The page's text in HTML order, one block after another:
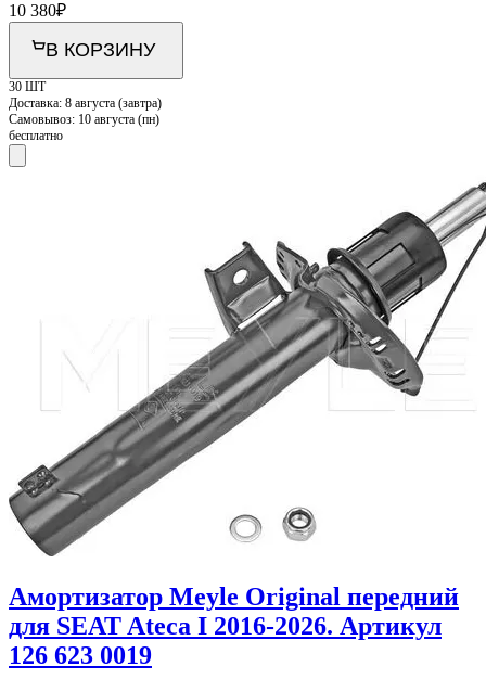
10 380₽
В КОРЗИНУ
30 ШТ
Доставка: 8 августа (завтра)
Самовывоз: 10 августа (пн)
бесплатно
Амортизатор Meyle Original передний
для SEAT Ateca I 2016-2026. Артикул
126 623 0019